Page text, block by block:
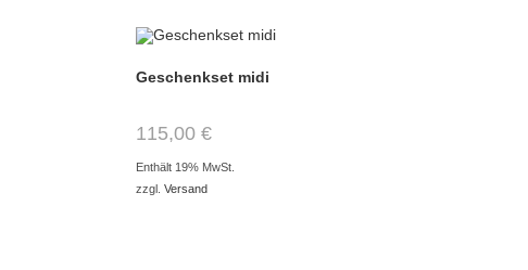
Geschenkset midi
115,00€
Enthält 19% MwSt.
zzgl.Versand